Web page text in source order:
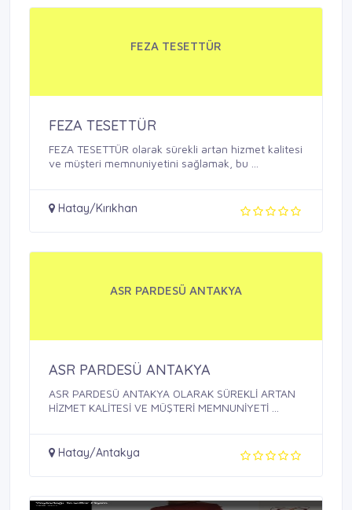
FEZA TESETTÜR
FEZA TESETTÜR
FEZA TESETTÜR olarak sürekli artan hizmet kalitesi
ve müşteri memnuniyetini sağlamak, bu ...
Hatay/Kırıkhan
ASR PARDESÜ ANTAKYA
ASR PARDESÜ ANTAKYA
ASR PARDESÜ ANTAKYA OLARAK SÜREKLİ ARTAN
HİZMET KALİTESİ VE MÜŞTERİ MEMNUNİYETİ ...
Hatay/Antakya